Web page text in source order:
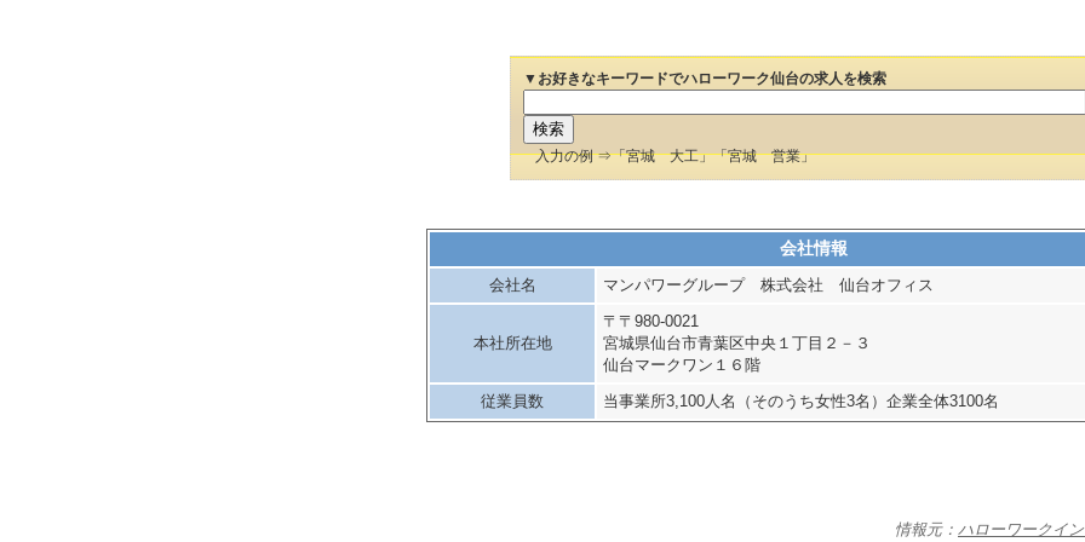
▼お好きなキーワードでハローワーク仙台の求人を検索
入力の例 ⇒「宮城 大工」「宮城 営業」
会社情報
会社名 マンパワーグループ 株式会社 仙台オフィス
本社所在地
〒〒980-0021
宮城県仙台市青葉区中央１丁目２－３
仙台マークワン１６階
従業員数
当事業所3,100人名（そのうち女性3名）企業全体3100名
情報元： ハローワークイ